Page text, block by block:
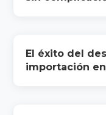
El éxito del
importación en